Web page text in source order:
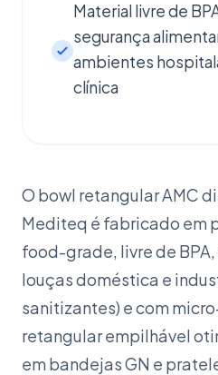
Material livre de
segurança
ambientes
clínica
O bowl retangular AMC
Mediteq é fabricado em
food-grade, livre de
louças doméstica e
sanitizantes) e com
retangular empilhável
em bandejas GN e